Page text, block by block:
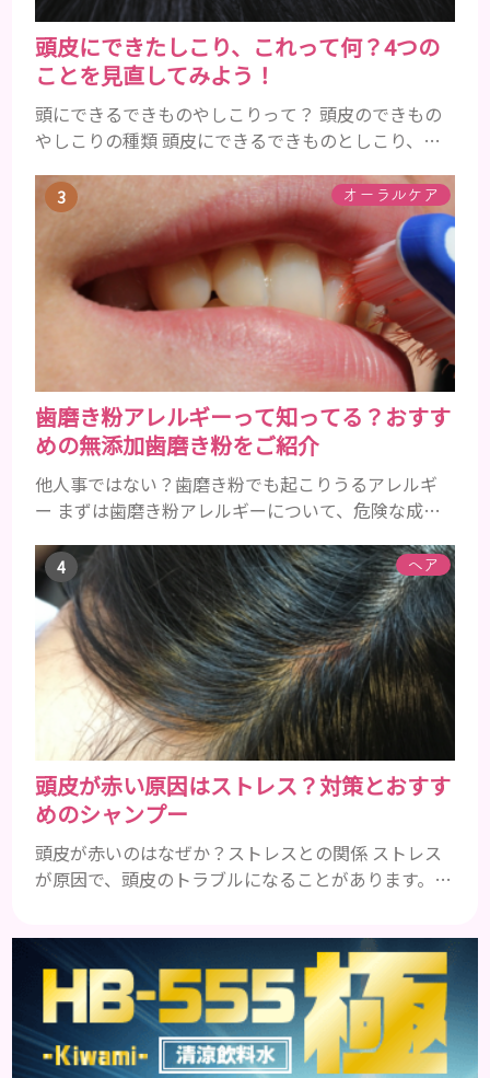
頭皮にできたしこり、これって何？4つの
ことを見直してみよう！
頭にできるできものやしこりって？ 頭皮のできもの
やしこりの種類 頭皮にできるできものとしこり、と
も違いますし、症状や種類によっても違います。まず
はどんな病気なのか、よりも、どんな種類のできも
のやしこりがあるのかを解説いきましょう。 水疱 ご
存知の方もいらっしゃるかと思いますが、すいほ
う、と読みます。これは表皮や表皮下にできるもので
す。表皮は0.2mmほ...
オーラルケア
歯磨き粉アレルギーって知ってる？おすす
めの無添加歯磨き粉をご紹介
他人事ではない？歯磨き粉でも起こりうるアレルギ
ー まずは歯磨き粉アレルギーについて、危険な成分
まれるアレルギーを起こすおそれのある成分 まず、
普段お使いの歯磨き粉に含まれているどの成分にア
レルギーを引き起こすおそれがあるのかを説明しま
すね。 •フッ素･･･歯の表面のエナメルを守り強くし
たり、虫歯と防ぐ働きを持つ成分 •香味料 ･･･歯磨き
粉の風味や爽...
ヘア
頭皮が赤い原因はストレス？対策とおすす
めのシャンプー
頭皮が赤いのはなぜか？ストレスとの関係 ストレス
が原因で、頭皮のトラブルになることがあります。頭
トレス ストレスを多く感じると、交感神経が優位に
働きます。そのため、皮脂の分泌量が増えて炎症が起
きやすくなります。さらに、血行不良になり栄養が行
き届きません。ストレス解消は、頭皮の健康に大切
です。 アトピー性皮膚炎 頭皮が赤い状態は、アトピ
ー皮膚炎の可能...